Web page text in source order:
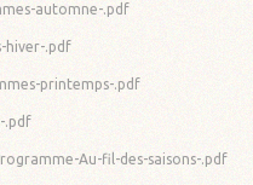
automne-.pdf
hiver-.pdf
printemps-.pdf
.pdf
Au-fil-des-saisons-.pdf